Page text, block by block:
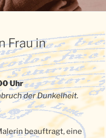
Frau in
Uhr
der Dunkelheit.
beauftragt, eine